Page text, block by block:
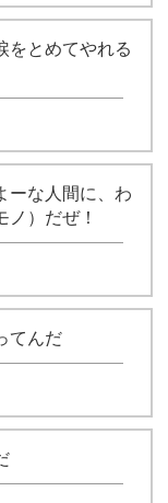
をとめてやれる
ーな人間に、わ
）だぜ！
てんだ